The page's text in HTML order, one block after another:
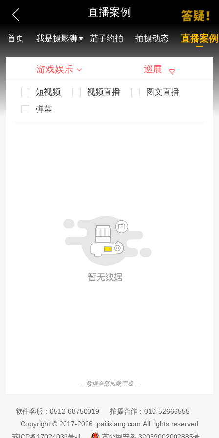
直播案例
首页 我是摄影狮 茄子约拍 拍摄动态 直播案例
游戏娱乐 巡展
短视频 视频直播
图文直播
弹幕
-- 数据全部加载完成 --
软件客服： 0512-68750019 拍摄合作： 010-52666555
Copyright © 2017-2026 pailixiang.com All rights reserved
苏ICP备17024033号-1
苏公网安备 32059002002885号